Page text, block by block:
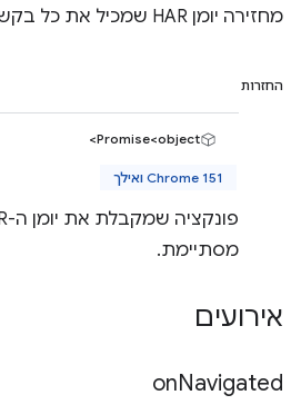
מחזירה יומן HAR שמכיל את כל בקשות הרשת הידועות.
החזרות
Promise<object>
Chrome 151 ואילך
מסתיימת.
אירועים
onNavigated